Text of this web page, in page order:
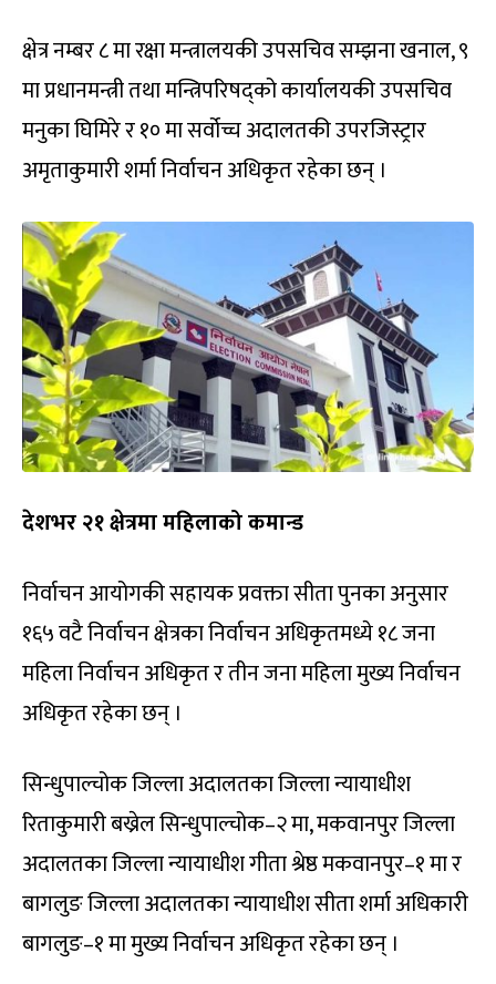
क्षेत्र नम्बर ८ मा रक्षा मन्त्रालयकी उपसचिव सम्झना खनाल, ९
मा प्रधानमन्त्री तथा मन्त्रिपरिषद्को कार्यालयकी उपसचिव
मनुका घिमिरे र १० मा सर्वोच्च अदालतकी उपरजिस्ट्रार
अमृताकुमारी शर्मा निर्वाचन अधिकृत रहेका छन् ।
देशभर २१ क्षेत्रमा महिलाको कमान्ड
निर्वाचन आयोगकी सहायक प्रवक्ता सीता पुनका अनुसार
१६५ वटै निर्वाचन क्षेत्रका निर्वाचन अधिकृतमध्ये १८ जना
महिला निर्वाचन अधिकृत र तीन जना महिला मुख्य निर्वाचन
अधिकृत रहेका छन् ।
सिन्धुपाल्चोक जिल्ला अदालतका जिल्ला न्यायाधीश
रिताकुमारी बख्रेल सिन्धुपाल्चोक–२ मा, मकवानपुर जिल्ला
अदालतका जिल्ला न्यायाधीश गीता श्रेष्ठ मकवानपुर–१ मा र
बागलुङ जिल्ला अदालतका न्यायाधीश सीता शर्मा अधिकारी
बागलुङ–१ मा मुख्य निर्वाचन अधिकृत रहेका छन् ।